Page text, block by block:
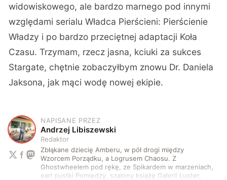
widowiskowego, ale bardzo marnego pod innymi
względami serialu Władca Pierścieni: Pierścienie
Władzy i po bardzo przeciętnej adaptacji Koła
Czasu. Trzymam, rzecz jasna, kciuki za sukces
Stargate, chętnie zobaczyłbym znowu Dr. Daniela
Jaksona, jak mąci wodę nowej ekipie.
A
NAPISANE PRZEZ
Andrzej Libiszewski
Redaktor
Zbłąkane dziecię Amberu, w pół drogi między
Wzorcem Porządku, a Logrusem Chaosu. Z
Ghostwheelem pod rękę, ze Spikardem w marzeniach,
earl pustki Pomiędzy, szalony książę Galerii Luster,